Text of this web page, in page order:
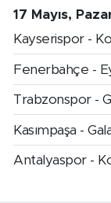
17 Mayıs,
Kayserispor -
Fenerbahçe -
Trabzonspor -
Kasımpaşa -
Antalyaspor -